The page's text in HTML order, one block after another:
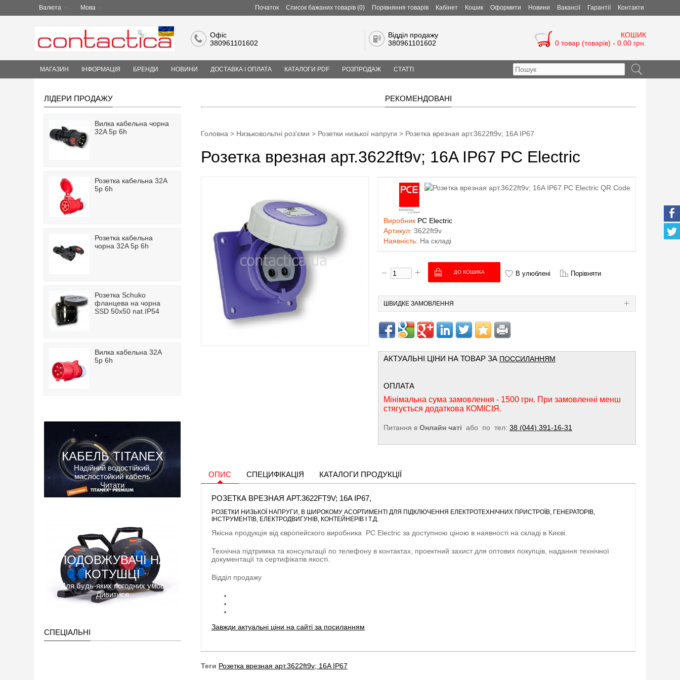
Валюта Мова Початок Список бажаних товарів (0) Порівняння товарів Кабінет Кошик Оформити Новини Вакансії Гарантії Контакти
КОШИК
0 товар (товарів) - 0.00 грн.
Офіс
380961101602
Відділ продажу
380961101602
МАГАЗИН ІНФОРМАЦІЯ БРЕНДИ НОВИНИ ДОСТАВКА І ОПЛАТА КАТАЛОГИ PDF РОЗПРОДАЖ СТАТТІ
ЛІДЕРИ ПРОДАЖУ
Вилка кабельна чорна
32A 5p 6h
Розетка кабельна 32A
5p 6h
Розетка кабельна
чорна 32A 5p 6h
Розетка Schuko
фланцева на чорна
SSD 50x50 nat.IP54
Вилка кабельна 32A
5p 6h
КАБЕЛЬ TITANEX
Надійний водостійкий,
маслостойкий кабель
Читати
ПОДОВЖУВАЧІ НА
КОТУШЦІ
Для будь-яких погодних умов
Дивитися
СПЕЦІАЛЬНІ
РЕКОМЕНДОВАНІ
Головна > Низьковольтні роз'єми > Розетки низької напруги > Розетка врезная арт.3622ft9v; 16A IP67
Розетка врезная арт.3622ft9v; 16A IP67 PC Electric
Виробник PC Electric
Артикул: 3622ft9v
Наявність: На складі
В улюблені Порівняти
ШВИДКЕ ЗАМОВЛЕННЯ
АКТУАЛЬНІ ЦІНИ НА ТОВАР ЗА ПОССИЛАННЯМ
ОПЛАТА
Мінімальна сума замовлення - 1500 грн. При замовленні менш
стягується додаткова КОМІСІЯ.
Питання в Онлайн чаті або по тел: 38 (044) 391-16-31
ОПИС СПЕЦИФІКАЦІЯ КАТАЛОГИ ПРОДУКЦІЇ
РОЗЕТКА ВРЕЗНАЯ АРТ.3622FT9V; 16A IP67,
РОЗЕТКИ НИЗЬКОЇ НАПРУГИ , В ШИРОКОМУ АСОРТИМЕНТІ ДЛЯ ПІДКЛЮЧЕННЯ ЕЛЕКТРОТЕХНІЧНИХ ПРИСТРОЇВ, ГЕНЕРАТОРІВ,
ІНСТРУМЕНТІВ, ЕЛЕКТРОДВИГУНІВ, КОНТЕЙНЕРІВ І Т.Д.
Якісна продукція від європейского виробника PC Electric за доступною ціною в наявності на складі в Києві.
Технічна підтримка та консультації по телефону в контактах, проектний захист для оптових покупців, надання технічної
документації та сертифікатів якості.
Відділ продажу
Завжди актуальні ціни на сайті за посиланням
Теги Розетка врезная арт.3622ft9v; 16A IP67